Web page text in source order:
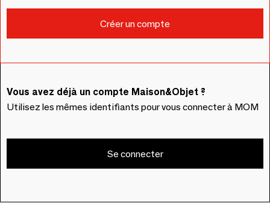
Vous avez déjà un compte Maison&Objet ?
Utilisez les mêmes identifiants pour vous connecter à MOM
Se connecter